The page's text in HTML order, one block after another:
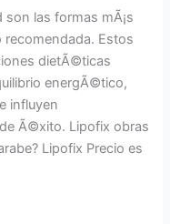
las formas mÃ¡s
Estos
dietÃ©ticas
energÃ©tico,
influyen
Ã©xito. Lipofix obras
Lipofix Precio es